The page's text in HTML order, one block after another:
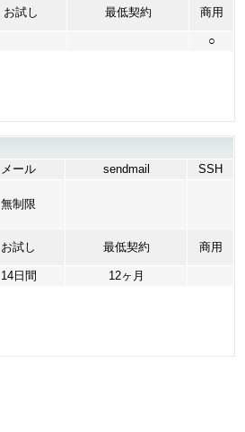
お試し 最低契約 商用
○
メール sendmail SSH
無制限
お試し 最低契約 商用
14日間
12ヶ月